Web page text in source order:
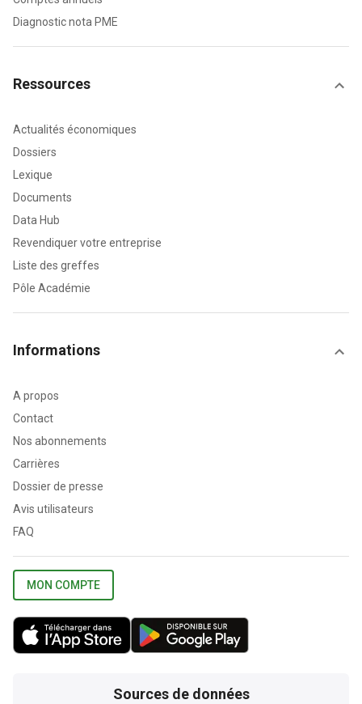
Diagnostic nota PME
Ressources
Actualités économiques
Dossiers
Lexique
Documents
Data Hub
Revendiquer votre entreprise
Liste des greffes
Pôle Académie
Informations
A propos
Contact
Nos abonnements
Carrières
Dossier de presse
Avis utilisateurs
FAQ
MON COMPTE
Sources de données